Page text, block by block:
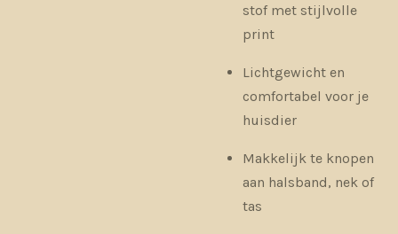
stof met stijlvolle
print
Lichtgewicht en
comfortabel voor je
huisdier
Makkelijk te knopen
aan halsband, nek of
tas